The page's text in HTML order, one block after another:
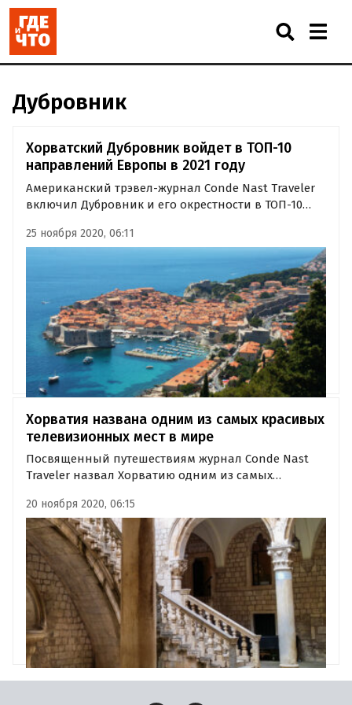
Дубровник
Хорватский Дубровник войдет в ТОП-10
направлений Европы в 2021 году
Американский трэвел-журнал Conde Nast Traveler
включил Дубровник и его окрестности в ТОП-10
направлений в 2021 году.
25 ноября 2020, 06:11
Хорватия названа одним из самых красивых
телевизионных мест в мире
Посвященный путешествиям журнал Conde Nast
Traveler назвал Хорватию одним из самых
проводились съемки сериалов «Игра престолов» и
«Наследие» студии HBO.
20 ноября 2020, 06:15